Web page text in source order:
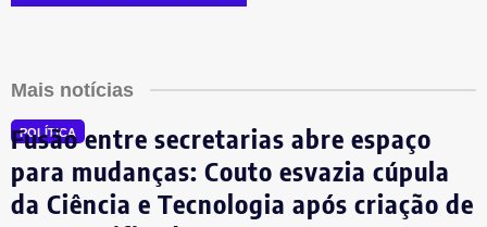
Mais notícias
POLÍTICA
Fusão entre secretarias abre espaço
para mudanças: Couto esvazia cúpula
da Ciência e Tecnologia após criação de